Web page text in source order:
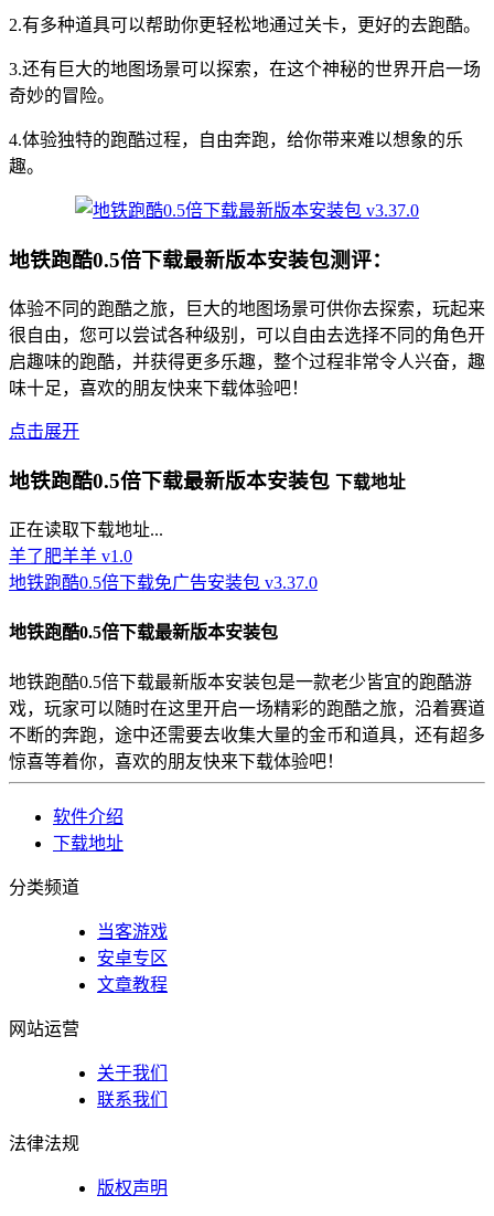
2.有多种道具可以帮助你更轻松地通过关卡，更好的去跑酷。
3.还有巨大的地图场景可以探索，在这个神秘的世界开启一场
奇妙的冒险。
4.体验独特的跑酷过程，自由奔跑，给你带来难以想象的乐
趣。
地铁跑酷0.5倍下载最新版本安装包测评：
体验不同的跑酷之旅，巨大的地图场景可供你去探索，玩起来
很自由，您可以尝试各种级别，可以自由去选择不同的角色开
启趣味的跑酷，并获得更多乐趣，整个过程非常令人兴奋，趣
味十足，喜欢的朋友快来下载体验吧！
点击展开
地铁跑酷0.5倍下载最新版本安装包 下载地址
正在读取下载地址...
羊了肥羊羊 v1.0
地铁跑酷0.5倍下载免广告安装包 v3.37.0
地铁跑酷0.5倍下载最新版本安装包
地铁跑酷0.5倍下载最新版本安装包是一款老少皆宜的跑酷游
戏，玩家可以随时在这里开启一场精彩的跑酷之旅，沿着赛道
不断的奔跑，途中还需要去收集大量的金币和道具，还有超多
惊喜等着你，喜欢的朋友快来下载体验吧！
软件介绍
下载地址
分类频道
当客游戏
安卓专区
文章教程
网站运营
关于我们
联系我们
法律法规
版权声明